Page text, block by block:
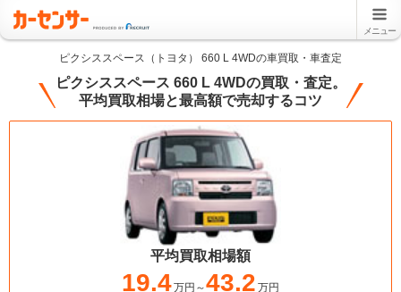
メニュー
ピクシススペース（トヨタ） 660 L 4WDの車買取・車査定
ピクシススペース 660 L 4WDの買取・査定。
平均買取相場と最高額で売却するコツ
平均買取相場額
19.4万円～43.2 万円